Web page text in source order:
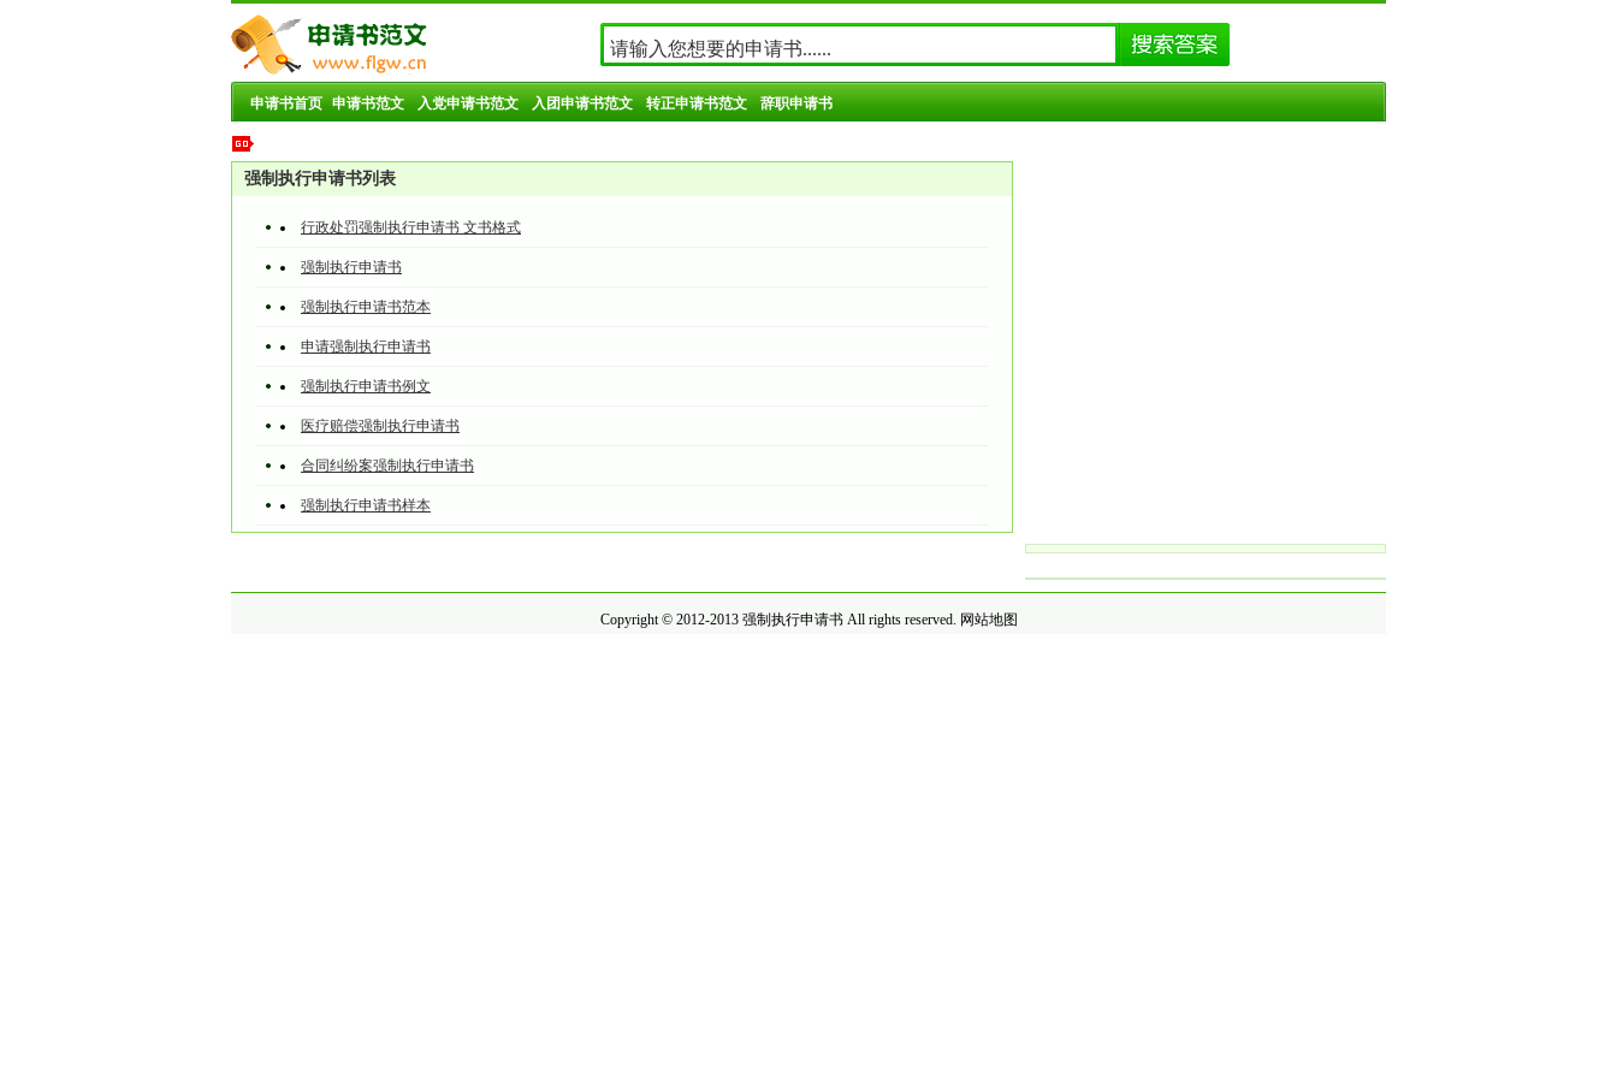
申请书首页 申请书范文 入党申请书范文 入团申请书范文 转正申请书范文 辞职申请书
强制执行申请书列表
行政处罚强制执行申请书 文书格式
强制执行申请书
强制执行申请书范本
申请强制执行申请书
强制执行申请书例文
医疗赔偿强制执行申请书
合同纠纷案强制执行申请书
强制执行申请书样本
Copyright © 2012-2013 强制执行申请书 All rights reserved. 网站地图